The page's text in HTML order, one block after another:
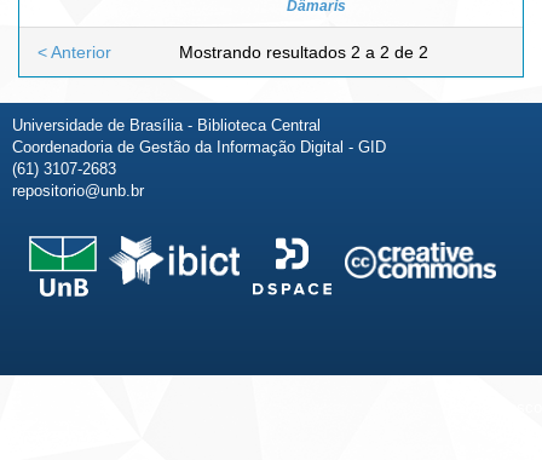
Dâmaris
Mostrando resultados 2 a 2 de 2
< Anterior
Universidade de Brasília - Biblioteca Central
Coordenadoria de Gestão da Informação Digital - GID
(61) 3107-2683
repositorio@unb.br